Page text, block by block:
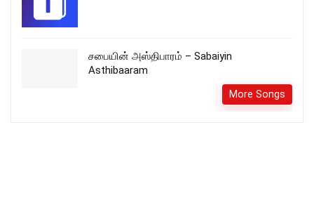
சபையின் அஸ்திபாரம் – Sabaiyin
Asthibaaram
More Songs